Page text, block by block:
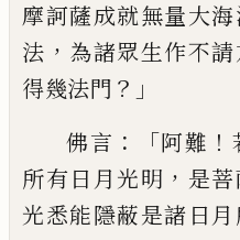
摩訶薩成就無量大海
法 ， 為諸眾生作不請
得幾法門 ？」
佛言 ：「阿難 ！
所有日月光明 ， 是
光悉能隱蔽是諸日